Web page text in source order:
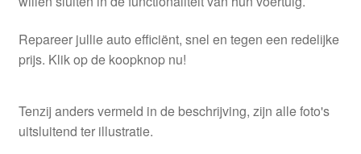
Repareer jullie auto efficiënt, snel en tegen een redelijke
prijs. Klik op de koopknop nu!
Tenzij anders vermeld in de beschrijving, zijn alle foto's
uitsluitend ter illustratie.